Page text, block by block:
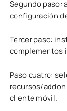
Segundo paso:
configuración
Tercer paso:
complementos
Paso cuatro:
recursos/
cliente móvil.